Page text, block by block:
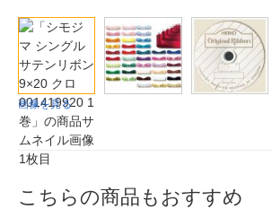
画像を見る
こちらの商品もおすすめ